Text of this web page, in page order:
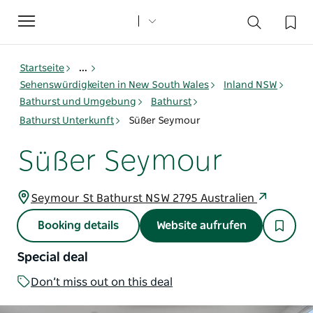
Toggle
navigation
Startseite
...
Sehenswürdigkeiten in New South Wales
Inland NSW
Bathurst und Umgebung
Bathurst
Bathurst Unterkunft
Süßer Seymour
Süßer Seymour
Seymour St Bathurst NSW 2795 Australien
Booking details Website aufrufen
Special deal
Don’t miss out on this deal